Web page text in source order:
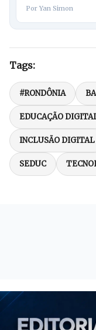
Por Yan Simon
Tags:
#RONDÔNIA
EDUCAÇÃO
INCLUSÃO DIGITAL
SEDUC